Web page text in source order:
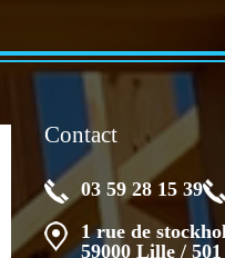
Contact
03 59 28 15 39
1 rue de
59000 Lille /